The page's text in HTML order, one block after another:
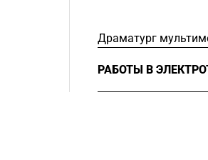
Драматург
РАБОТЫ В